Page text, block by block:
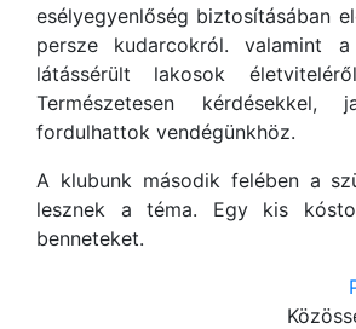
esélyegyenlőség biztosításában
persze kudarcokról. valamint
látássérült lakosok
Természetesen kérdésekkel,
fordulhattok vendégünkhöz.
A klubunk második felében a
lesznek a téma. Egy kis
benneteket.